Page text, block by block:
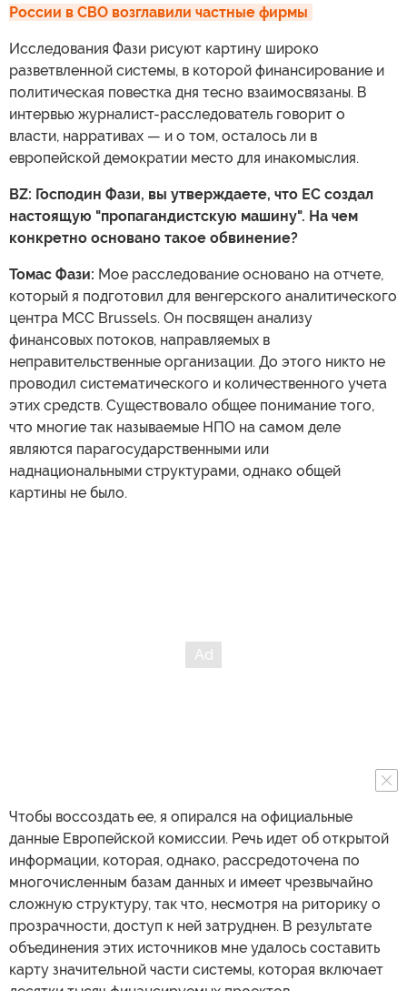
России в СВО возглавили частные фирмы
Исследования Фази рисуют картину широко
разветвленной системы, в которой финансирование и
политическая повестка дня тесно взаимосвязаны. В
интервью журналист-расследователь говорит о
власти, нарративах — и о том, осталось ли в
европейской демократии место для инакомыслия.
BZ: Господин Фази, вы утверждаете, что ЕС создал
настоящую "пропагандистскую машину". На чем
конкретно основано такое обвинение?
Томас Фази: Мое расследование основано на отчете,
который я подготовил для венгерского аналитического
центра MCC Brussels. Он посвящен анализу
финансовых потоков, направляемых в
неправительственные организации. До этого никто не
проводил систематического и количественного учета
этих средств. Существовало общее понимание того,
что многие так называемые НПО на самом деле
являются парагосударственными или
наднациональными структурами, однако общей
картины не было.
Чтобы воссоздать ее, я опирался на официальные
данные Европейской комиссии. Речь идет об открытой
информации, которая, однако, рассредоточена по
многочисленным базам данных и имеет чрезвычайно
сложную структуру, так что, несмотря на риторику о
прозрачности, доступ к ней затруднен. В результате
объединения этих источников мне удалось составить
карту значительной части системы, которая включает